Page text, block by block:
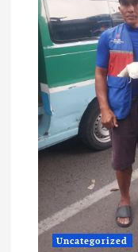
Uncategorized